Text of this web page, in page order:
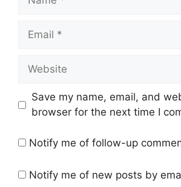
Email
Website
Save my name, email, and
browser for the next time I
Notify me of follow-up
Notify me of new posts by